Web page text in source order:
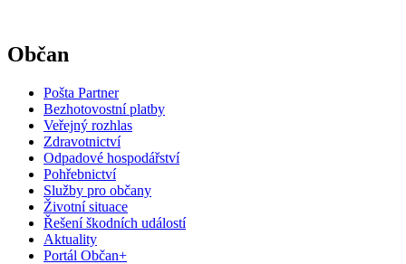
Občan
Pošta Partner
Bezhotovostní platby
Veřejný rozhlas
Zdravotnictví
Odpadové hospodářství
Pohřebnictví
Služby pro občany
Životní situace
Řešení škodních událostí
Aktuality
Portál Občan+